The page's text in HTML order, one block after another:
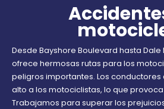
Desde Bayshore Boulevard hasta Dale
ofrece hermosas rutas para los
peligros importantes. Los
alto a los motociclistas, lo que
Trabajamos para superar los